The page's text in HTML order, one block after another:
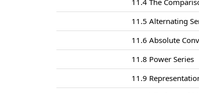
11.4 The
11.5 Alternating
11.6 Absolute
11.8 Power Series
11.9